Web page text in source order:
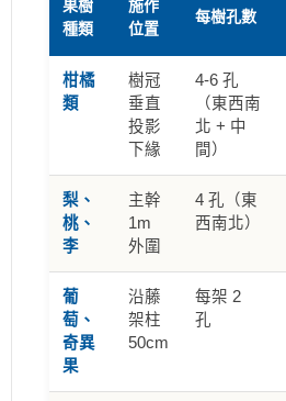
果樹
種類
施作
位置
每樹孔數
柑橘
類
樹冠
垂直
投影
下緣
4-6 孔
（東西南
北 + 中
間）
梨、
桃、
李
主幹
1m
外圍
4 孔（東
西南北）
葡
萄、
奇異
果
沿藤
架柱
50cm
每架 2
孔